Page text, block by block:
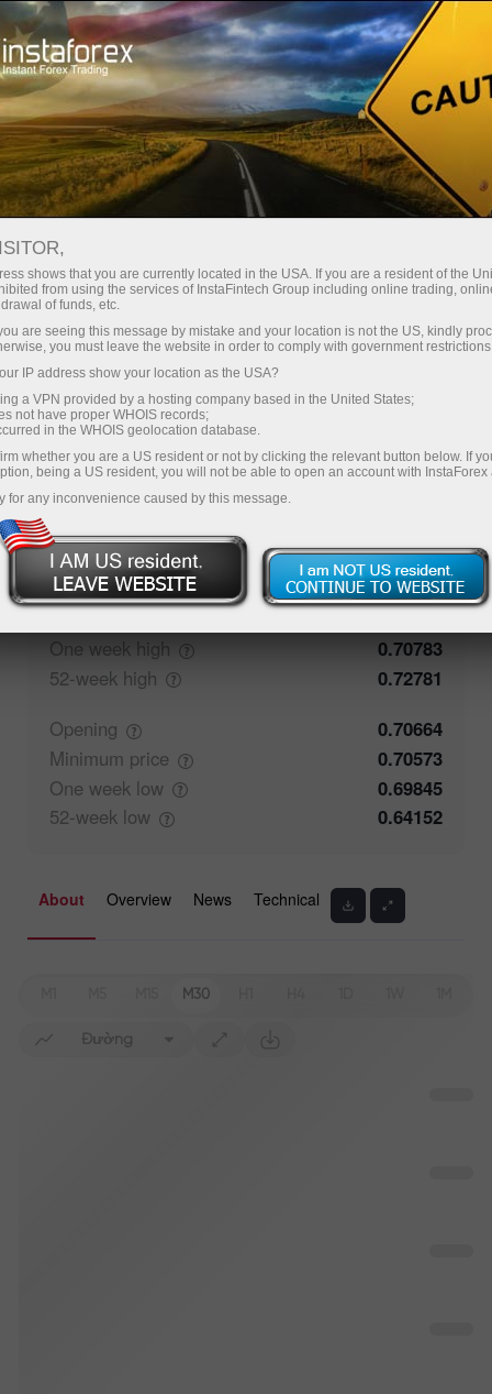
Dành cho Nhà giao dịch
Điều kiện giao dịch
AUDUSD
0.70694 (%) 10 Aug 2026 07:00
Buy
0.70694
0.70664
Traders' feedback
Closing
0.70681
One week high
0.70783
52-week high
0.72781
Opening
0.70664
Minimum price
0.70573
One week low
0.69845
52-week low 0.64152
About Overview News Technical
M30
Đường
shows that you are currently located in the USA. If you are a resident of the
from using the services of InstaFintech Group including online trading,
of funds, etc.
are seeing this message by mistake and your location is not the US, kindly
you must leave the website in order to comply with government
IP address show your location as the USA?
a VPN provided by a hosting company based in the United States;
not have proper WHOIS records;
in the WHOIS geolocation database.
whether you are a US resident or not by clicking the relevant button below. If
being a US resident, you will not be able to open an account with InstaForex
for any inconvenience caused by this message.